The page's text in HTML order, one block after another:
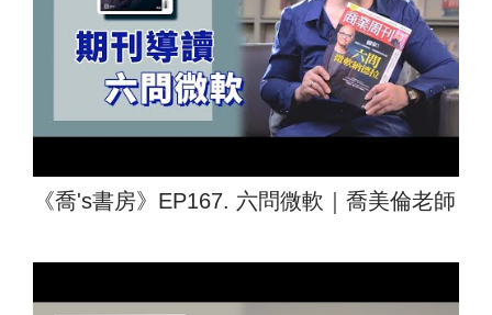
《喬's書房》EP167. 六問微軟｜喬美倫老師